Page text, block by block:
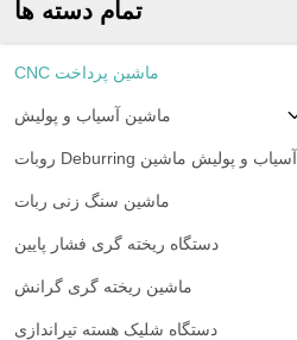
تمام دسته ها
CNC ماشین پرداخت
ماشین آسیاب و پولیش
روبات Deburring آسیاب و پولیش ماشین
ماشین سنگ زنی ربات
دستگاه ریخته گری فشار پایین
ماشین ریخته گری گرانش
دستگاه شلیک هسته تیراندازی